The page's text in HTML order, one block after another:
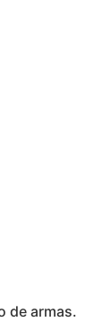
de armas.